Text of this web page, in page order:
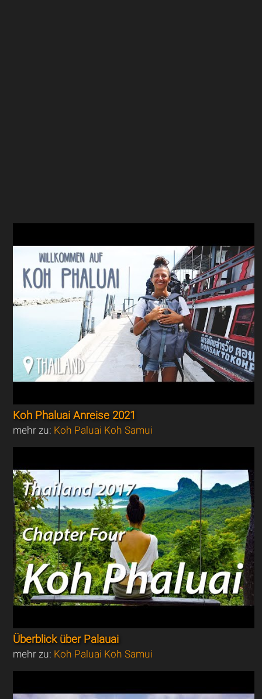
Koh Phaluai Anreise 2021
mehr zu: Koh Paluai Koh Samui
Überblick über Palauai
mehr zu: Koh Paluai Koh Samui